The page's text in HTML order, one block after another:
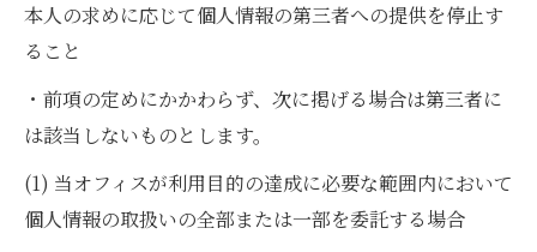
本人の求めに応じて個人情報の第三者への提供を停止す
ること
・前項の定めにかかわらず、次に掲げる場合は第三者に
は該当しないものとします。
(1) 当オフィスが利用目的の達成に必要な範囲内において
個人情報の取扱いの全部または一部を委託する場合